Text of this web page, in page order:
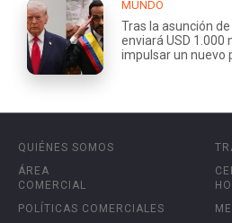
MUNDO
Tras la asunción de
enviará USD 1.000
impulsar un nuevo
QUIÉNES SOMOS
ÁREA
COMERCIAL
POLÍTICAS COMERCIALES